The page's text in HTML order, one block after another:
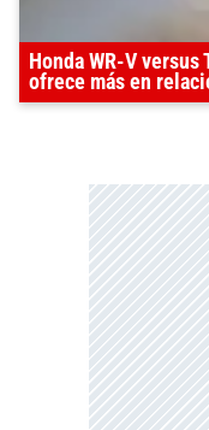
Honda WR-V
ofrece más en